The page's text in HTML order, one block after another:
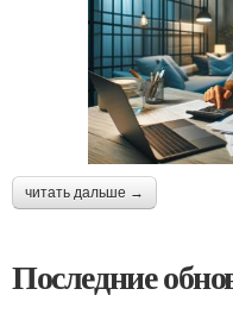
читать дальше →
Последние